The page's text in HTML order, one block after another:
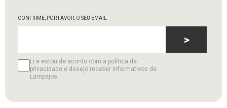
CONFIRME, POR FAVOR, O SEU EMAIL
Li e estou de acordo com a política de
privacidade e desejo receber informativos de
Lampejos.
>